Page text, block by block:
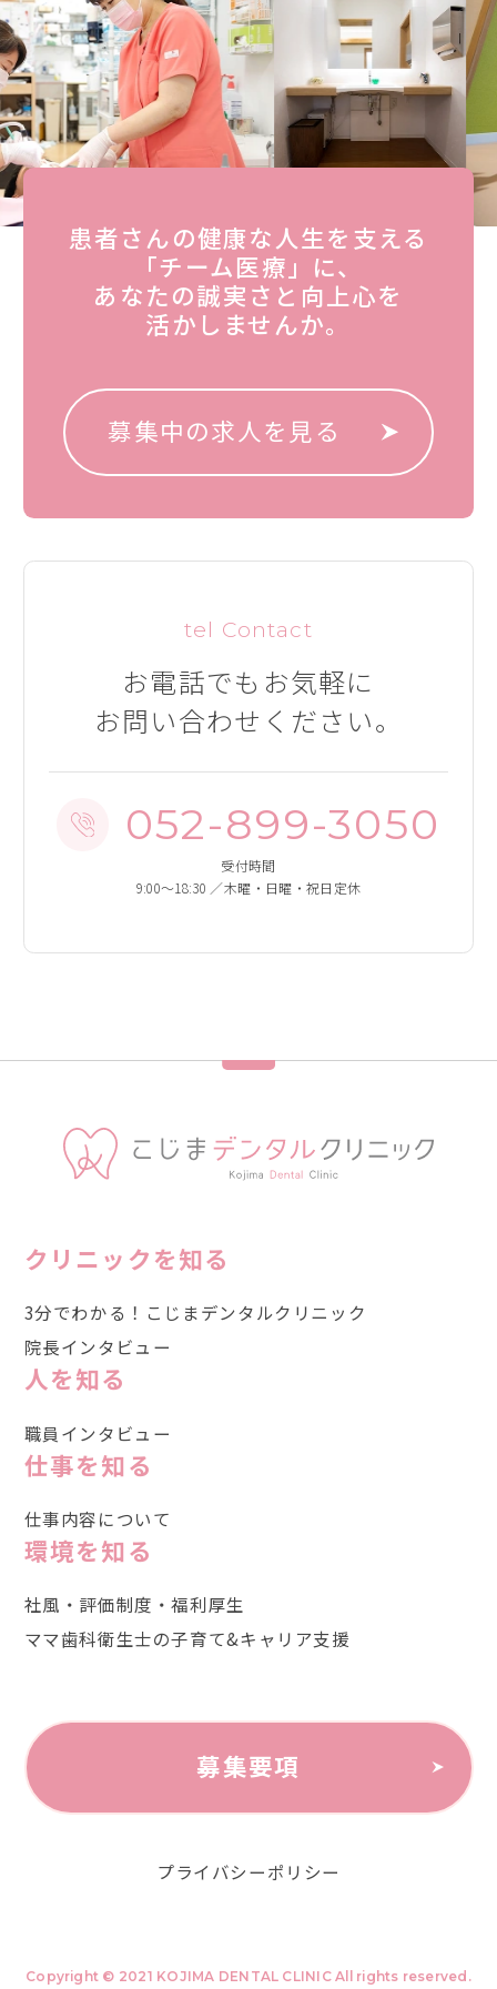
患者さんの健康な人生を支える
「チーム医療」に、
あなたの誠実さと向上心を
活かしませんか。
募集中の求人を見る
tel Contact
お電話でも お気軽に
お問い合わせください。
052-899-3050
受付時間
9:00～18:30 ／木曜・日曜・祝日定休
クリニックを知る
3分でわかる！こじまデンタルクリニック
院長インタビュー
人を知る
職員インタビュー
仕事を知る
仕事内容について
環境を知る
社風・評価制度・福利厚生
ママ歯科衛生士の子育て&キャリア支援
募集要項
プライバシーポリシー
Copyright © 2021 KOJIMA DENTAL CLINIC All rights reserved.